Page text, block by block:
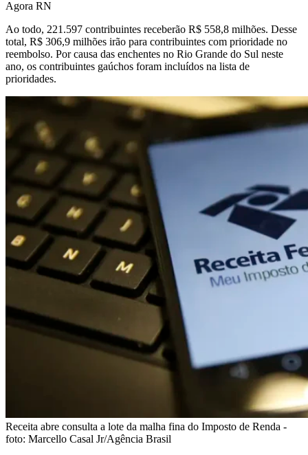
Ao todo, 221.597 contribuintes receberão R$ 558,8 milhões. Desse
total, R$ 306,9 milhões irão para contribuintes com prioridade no
reembolso. Por causa das enchentes no Rio Grande do Sul neste
ano, os contribuintes gaúchos foram incluídos na lista de
prioridades.
Receita abre consulta a lote da malha fina do Imposto de Renda -
foto: Marcello Casal Jr/Agência Brasil